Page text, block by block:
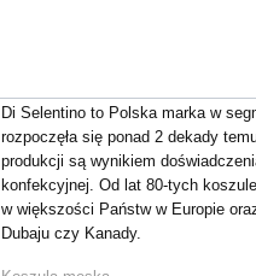
Di Selentino to Polska marka w
rozpoczęła się ponad 2 dekady
produkcji są wynikiem
konfekcyjnej. Od lat 80-tych
w większości Państw w Europie
Dubaju czy Kanady.